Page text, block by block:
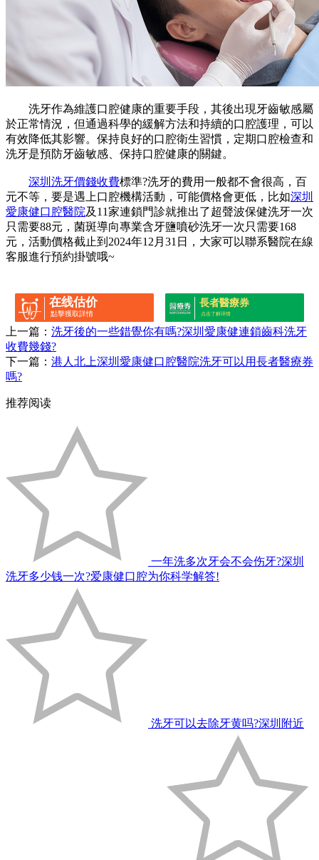
洗牙作為維護口腔健康的重要手段，其後出現牙齒敏感屬
於正常情況，但通過科學的緩解方法和持續的口腔護理，可以
有效降低其影響。保持良好的口腔衛生習慣，定期口腔檢查和
洗牙是預防牙齒敏感、保持口腔健康的關鍵。
深圳洗牙價錢收費標準?洗牙的費用一般都不會很高，百
元不等，要是遇上口腔機構活動，可能價格會更低，比如深圳
愛康健口腔醫院及11家連鎖門診就推出了超聲波保健洗牙一次
只需要88元，菌斑導向專業含牙鹽噴砂洗牙一次只需要168
元，活動價格截止到2024年12月31日，大家可以聯系醫院在線
客服進行預約掛號哦~
在线估价
點擊獲取詳情
長者醫療券
点击了解详情
上一篇： 洗牙後的一些錯覺你有嗎?深圳愛康健連鎖齒科洗牙
收費幾錢?
下一篇： 港人北上深圳愛康健口腔醫院洗牙可以用長者醫療券
嗎?
推荐阅读
一年洗多次牙会不会伤牙?深圳
洗牙多少钱一次?爱康健口腔为你科学解答!
洗牙可以去除牙黄吗?深圳附近